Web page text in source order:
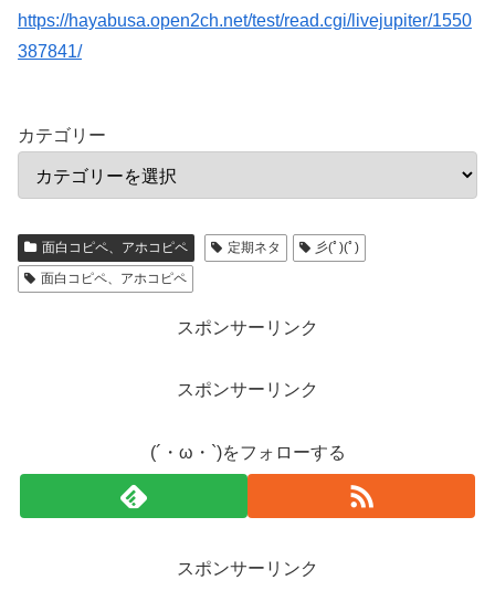
https://hayabusa.open2ch.net/test/read.cgi/livejupiter/1550
387841/
カテゴリー
面白コピペ、アホコピペ 定期ネタ
彡(ﾟ)(ﾟ)
面白コピペ、アホコピペ
スポンサーリンク
スポンサーリンク
(´・ω・`)をフォローする
スポンサーリンク